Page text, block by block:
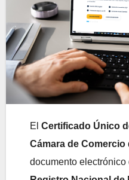
El Certificado Único
Cámara de Comercio
documento electrónico